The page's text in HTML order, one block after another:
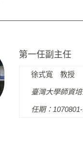
第一任副主任
徐式寬 教授
臺灣大學師資
任期：